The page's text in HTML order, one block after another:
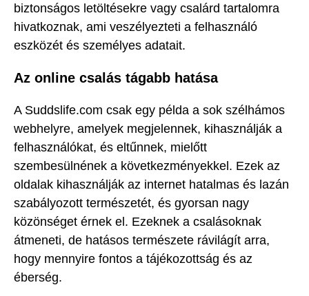
biztonságos letöltésekre vagy csalárd tartalomra
hivatkoznak, ami veszélyezteti a felhasználó
eszközét és személyes adatait.
Az online csalás tágabb hatása
A Suddslife.com csak egy példa a sok szélhámos
webhelyre, amelyek megjelennek, kihasználják a
felhasználókat, és eltűnnek, mielőtt
szembesülnének a következményekkel. Ezek az
oldalak kihasználják az internet hatalmas és lazán
szabályozott természetét, és gyorsan nagy
közönséget érnek el. Ezeknek a csalásoknak
átmeneti, de hatásos természete rávilágít arra,
hogy mennyire fontos a tájékozottság és az
éberség.